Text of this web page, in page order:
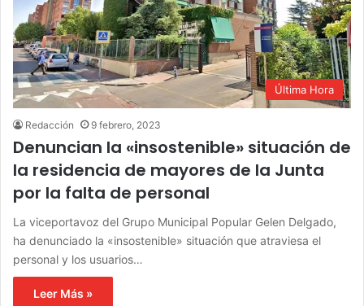
Última Hora
Redacción 9 febrero, 2023
Denuncian la «insostenible» situación de
la residencia de mayores de la Junta
por la falta de personal
La viceportavoz del Grupo Municipal Popular Gelen Delgado,
ha denunciado la «insostenible» situación que atraviesa el
personal y los usuarios…
Leer Más »